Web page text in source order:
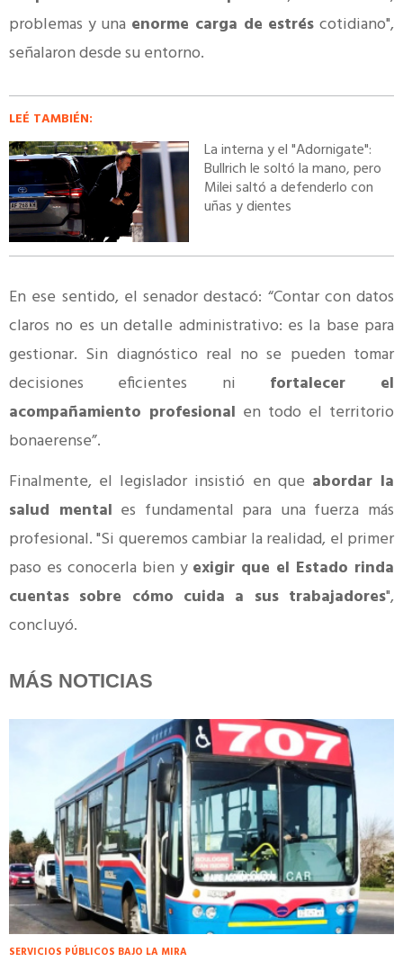
problemas y una enorme carga de estrés cotidiano",
señalaron desde su entorno.
LEÉ TAMBIÉN:
La interna y el "Adornigate":
Bullrich le soltó la mano, pero
Milei saltó a defenderlo con
uñas y dientes
En ese sentido, el senador destacó: “Contar con datos
claros no es un detalle administrativo: es la base para
gestionar. Sin diagnóstico real no se pueden tomar
decisiones eficientes ni fortalecer el
acompañamiento profesional en todo el territorio
bonaerense”.
Finalmente, el legislador insistió en que abordar la
salud mental es fundamental para una fuerza más
profesional. "Si queremos cambiar la realidad, el primer
paso es conocerla bien y exigir que el Estado rinda
cuentas sobre cómo cuida a sus trabajadores",
concluyó.
MÁS NOTICIAS
SERVICIOS PÚBLICOS BAJO LA MIRA